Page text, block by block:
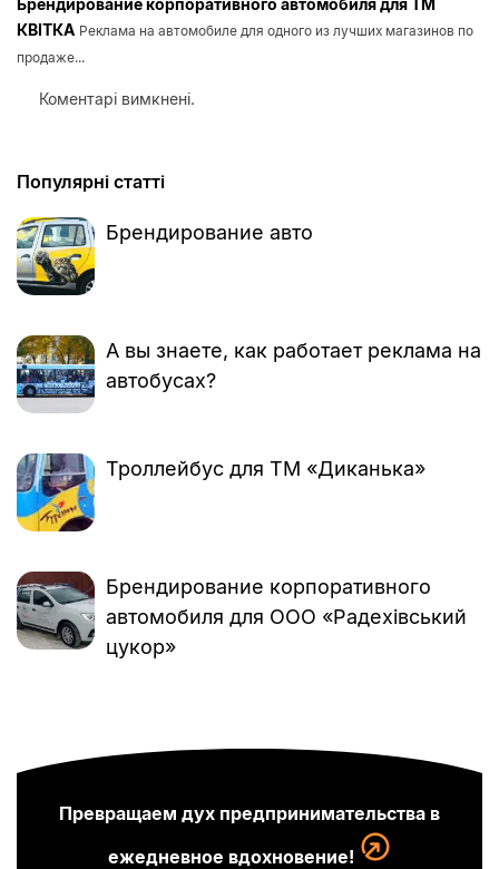
КВІТКА Реклама на автомобиле для одного из лучших магазинов по
продаже...
Коментарі вимкнені.
Популярні статті
Брендирование авто
А вы знаете, как работает реклама на
автобусах?
Троллейбус для ТМ «Диканька»
Брендирование корпоративного
автомобиля для ООО «Радехівський
цукор»
Превращаем дух предпринимательства в
ежедневное вдохновение!